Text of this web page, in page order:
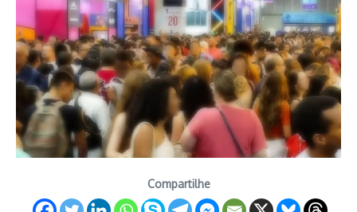
Compartilhe